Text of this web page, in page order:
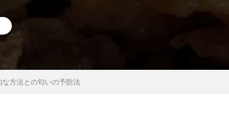
方法との匂いの予防法